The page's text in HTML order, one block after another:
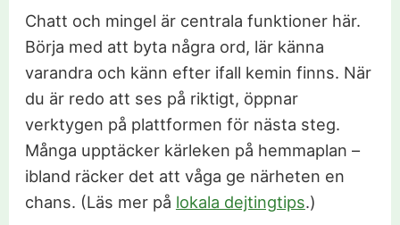
Chatt och mingel är centrala funktioner här.
Börja med att byta några ord, lär känna
varandra och känn efter ifall kemin finns. När
du är redo att ses på riktigt, öppnar
verktygen på plattformen för nästa steg.
Många upptäcker kärleken på hemmaplan –
ibland räcker det att våga ge närheten en
chans. (Läs mer på lokala dejtingtips.)